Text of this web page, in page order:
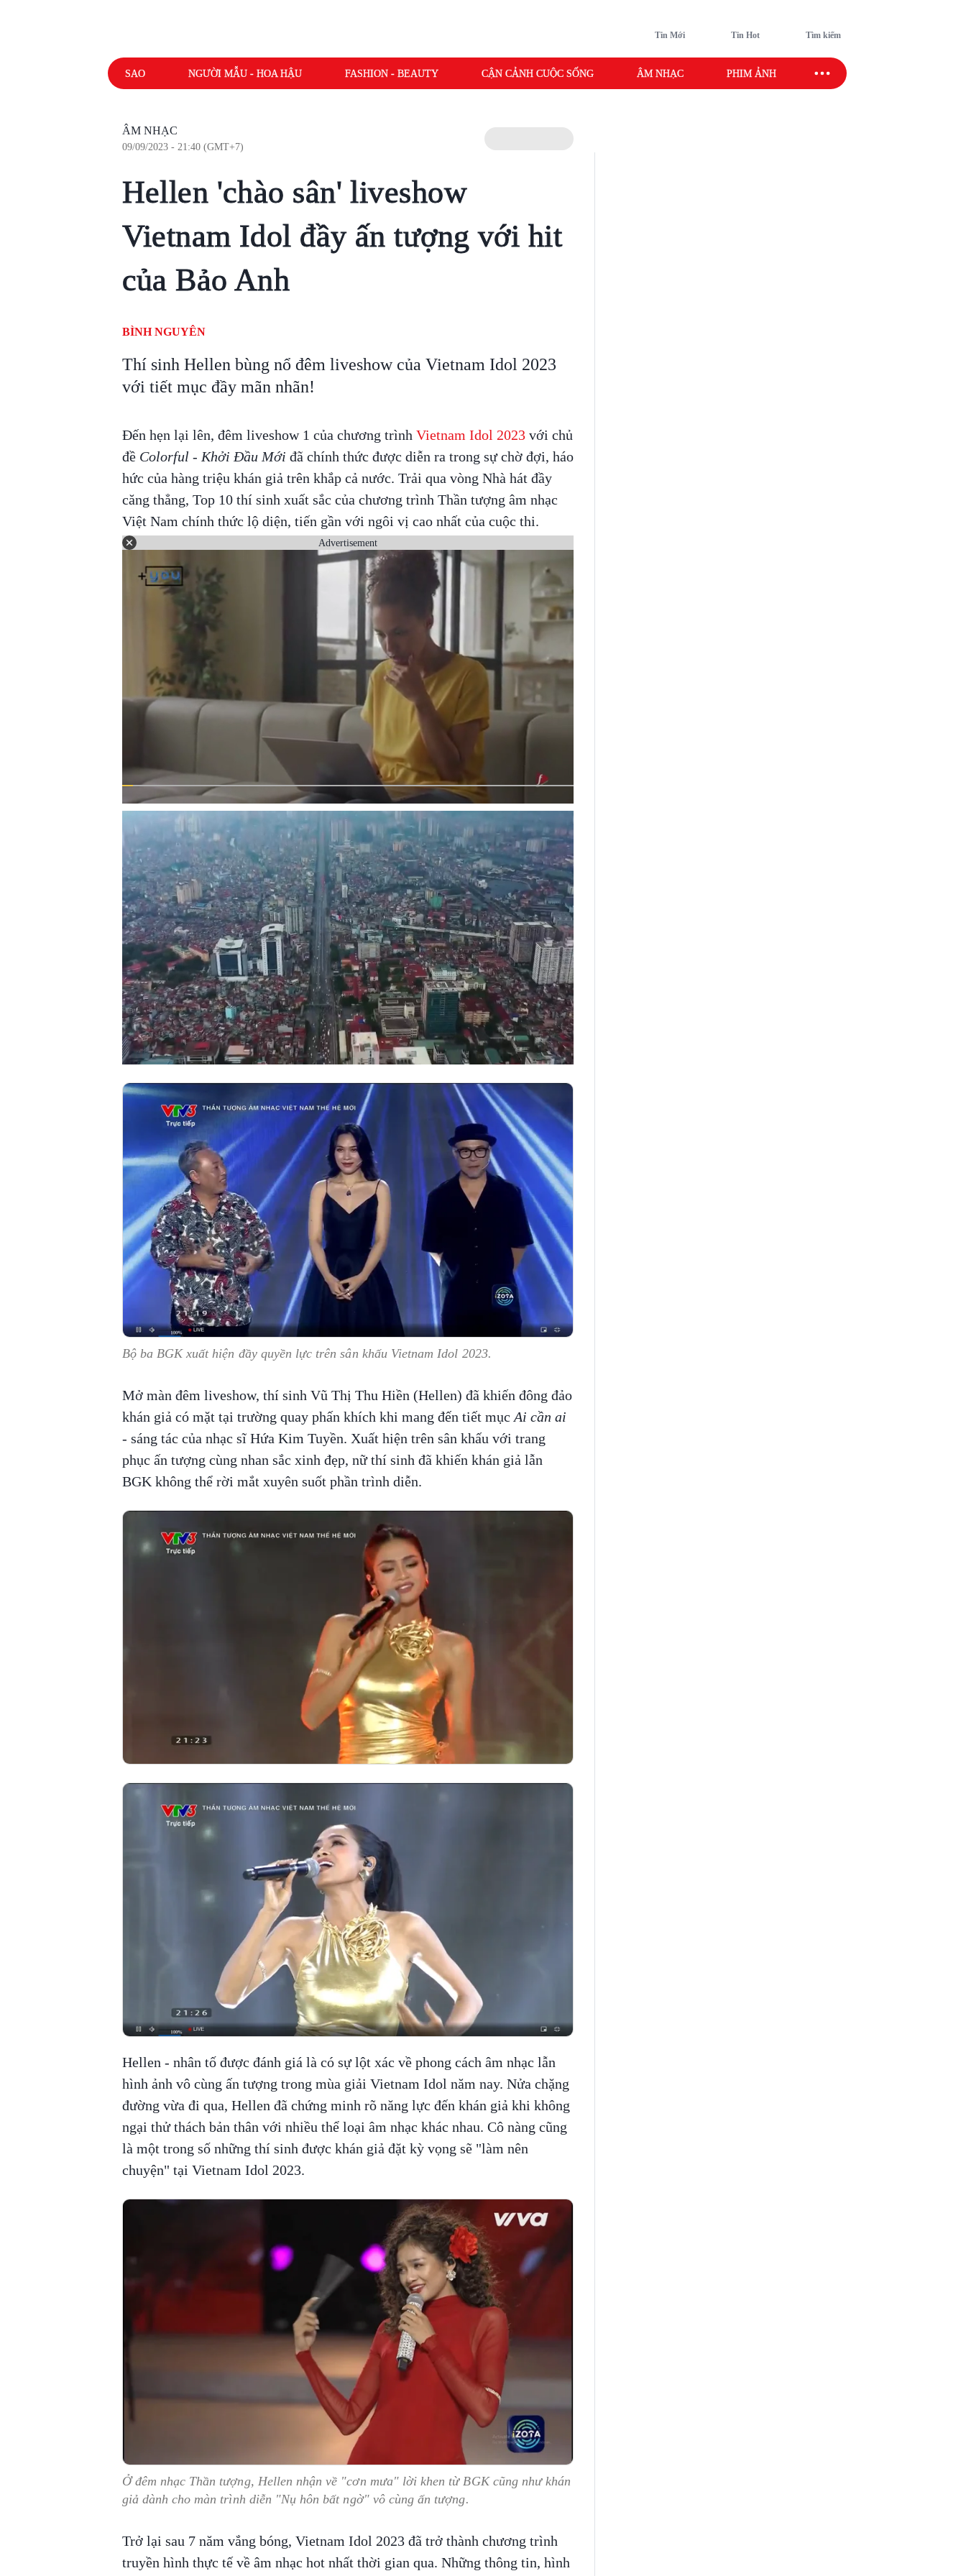
Tin Mới Tin Hot Tìm kiếm
SAO NGƯỜI MẪU - HOA HẬU FASHION - BEAUTY CẬN CẢNH CUỘC SỐNG ÂM NHẠC PHIM ẢNH SAO SPORT
ÂM NHẠC
09/09/2023 - 21:40 (GMT+7)
Hellen 'chào sân' liveshow
Vietnam Idol đầy ấn tượng với hit
của Bảo Anh
BÌNH NGUYÊN
Thí sinh Hellen bùng nổ đêm liveshow của Vietnam Idol 2023
với tiết mục đầy mãn nhãn!
Đến hẹn lại lên, đêm liveshow 1 của chương trình Vietnam Idol 2023với chủ
đề Colorful - Khởi Đầu Mới đã chính thức được diễn ra trong sự chờ đợi, háo
hức của hàng triệu khán giả trên khắp cả nước. Trải qua vòng Nhà hát đầy
căng thẳng, Top 10 thí sinh xuất sắc của chương trình Thần tượng âm nhạc
Việt Nam chính thức lộ diện, tiến gần với ngôi vị cao nhất của cuộc thi.
Advertisement
Bộ ba BGK xuất hiện đầy quyền lực trên sân khấu Vietnam Idol 2023.
Mở màn đêm liveshow, thí sinh Vũ Thị Thu Hiền (Hellen) đã khiến đông đảo
khán giả có mặt tại trường quay phấn khích khi mang đến tiết mục Ai cần ai
- sáng tác của nhạc sĩ Hứa Kim Tuyền. Xuất hiện trên sân khấu với trang
phục ấn tượng cùng nhan sắc xinh đẹp, nữ thí sinh đã khiến khán giả lẫn
BGK không thể rời mắt xuyên suốt phần trình diễn.
Hellen - nhân tố được đánh giá là có sự lột xác về phong cách âm nhạc lẫn
hình ảnh vô cùng ấn tượng trong mùa giải Vietnam Idol năm nay. Nửa chặng
đường vừa đi qua, Hellen đã chứng minh rõ năng lực đến khán giả khi không
ngại thử thách bản thân với nhiều thể loại âm nhạc khác nhau. Cô nàng cũng
là một trong số những thí sinh được khán giả đặt kỳ vọng sẽ "làm nên
chuyện" tại Vietnam Idol 2023.
Ở đêm nhạc Thần tượng, Hellen nhận về "cơn mưa" lời khen từ BGK cũng như khán
giả dành cho màn trình diễn "Nụ hôn bất ngờ" vô cùng ấn tượng.
Trở lại sau 7 năm vắng bóng, Vietnam Idol 2023 đã trở thành chương trình
truyền hình thực tế về âm nhạc hot nhất thời gian qua. Những thông tin, hình